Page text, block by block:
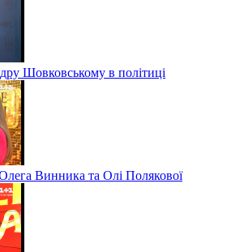
Шовковському в політиці
Винника та Олі Полякової